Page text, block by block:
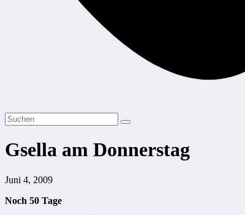
Gsella am Donnerstag
Juni 4, 2009
Noch 50 Tage